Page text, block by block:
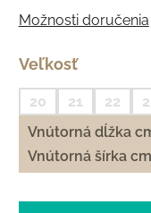
Možnosti doručenia
Veľkosť
20 21 22
Vnútorná dĺžka
Vnútorná šírka